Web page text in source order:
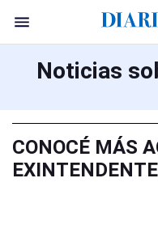
Noticias
CONOCÉ MÁS
EXINTENDENTE